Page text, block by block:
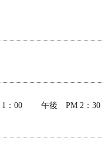
1：00 午後 PM 2：30